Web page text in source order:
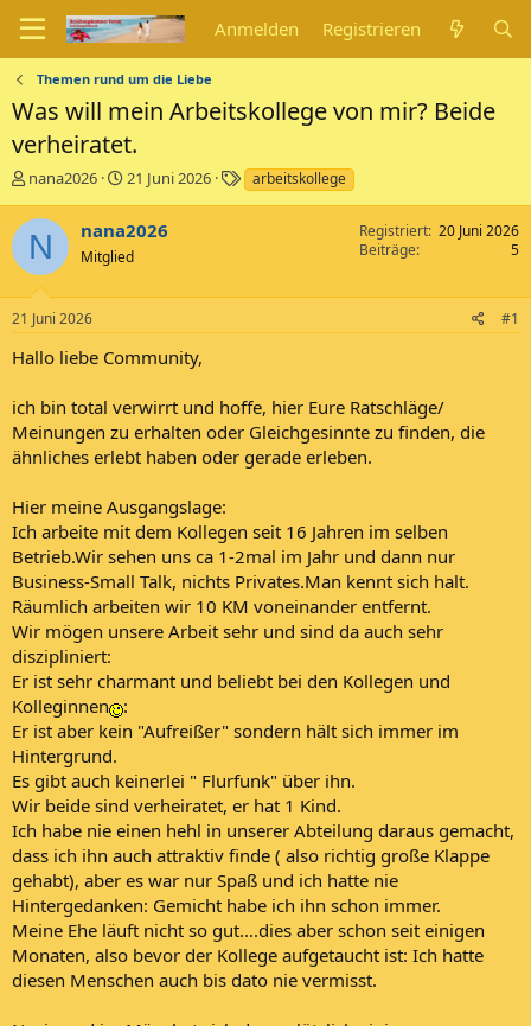
Anmelden Registrieren
Themen rund um die Liebe
Was will mein Arbeitskollege von mir? Beide
verheiratet.
E
s
t
e
l
e
nana2026
E
t
e
l
m
21 Juni 2026
S
c
w
arbeitskollege
N nana2026
Mitglied
Registriert 20 Juni 2026
Beiträge
5
21 Juni 2026 #1
Hallo liebe Community,
ich bin total verwirrt und hoffe, hier Eure Ratschläge/
Meinungen zu erhalten oder Gleichgesinnte zu finden, die
ähnliches erlebt haben oder gerade erleben.
Hier meine Ausgangslage:
Ich arbeite mit dem Kollegen seit 16 Jahren im selben
Betrieb.Wir sehen uns ca 1-2mal im Jahr und dann nur
Business-Small Talk, nichts Privates.Man kennt sich halt.
Räumlich arbeiten wir 10 KM voneinander entfernt.
Wir mögen unsere Arbeit sehr und sind da auch sehr
diszipliniert:
Er ist sehr charmant und beliebt bei den Kollegen und
Kolleginnen
:
Er ist aber kein "Aufreißer" sondern hält sich immer im
Hintergrund.
Es gibt auch keinerlei " Flurfunk" über ihn.
Wir beide sind verheiratet, er hat 1 Kind.
Ich habe nie einen hehl in unserer Abteilung daraus gemacht,
dass ich ihn auch attraktiv finde ( also richtig große Klappe
gehabt), aber es war nur Spaß und ich hatte nie
Hintergedanken: Gemicht habe ich ihn schon immer.
Meine Ehe läuft nicht so gut....dies aber schon seit einigen
Monaten, also bevor der Kollege aufgetaucht ist: Ich hatte
diesen Menschen auch bis dato nie vermisst.